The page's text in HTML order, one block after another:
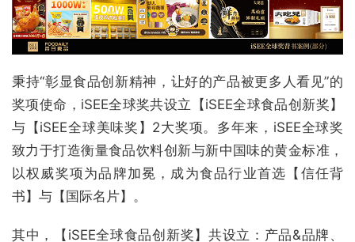
秉持“彰显食品创新精神，让好的产品被更多人看见”的
奖项使命，iSEE全球奖共设立【iSEE全球食品创新奖】
与【iSEE全球美味奖】2大奖项。多年来，iSEE全球奖
致力于打造衡量食品饮料创新与新中国味的黄金标准，
以权威奖项为品牌加冕，成为食品行业首选【信任背
书】与【国际名片】。
其中，【iSEE全球食品创新奖】共设立：产品&品牌、